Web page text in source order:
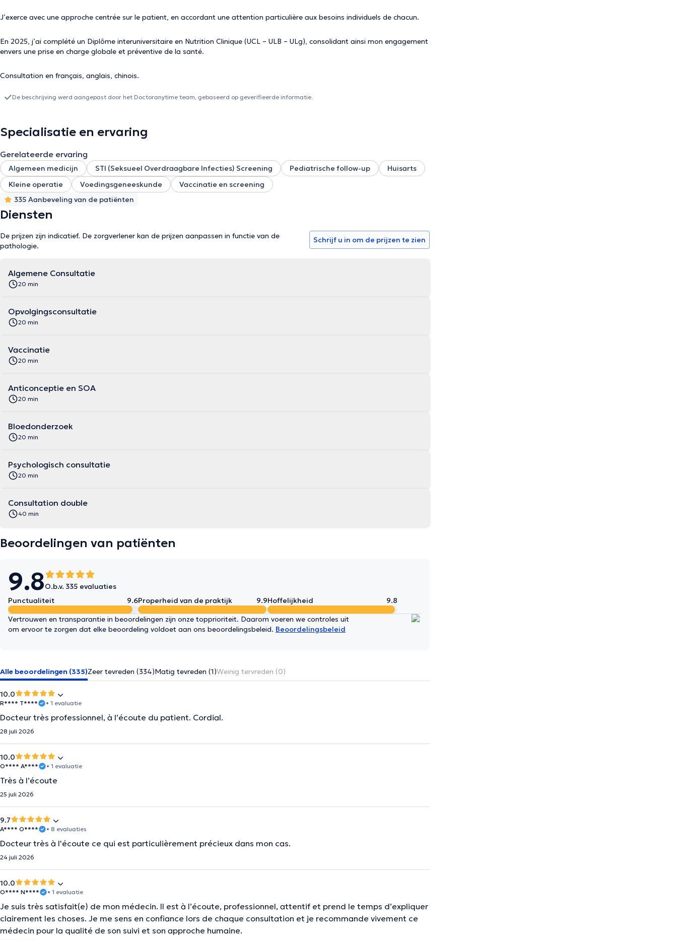
J’exerce avec une approche centrée sur le patient, en accordant une attention particulière aux besoins individuels de chacun.
En 2025, j’ai complété un Diplôme interuniversitaire en Nutrition Clinique (UCL – ULB – ULg), consolidant ainsi mon engagement
envers une prise en charge globale et préventive de la santé.
Consultation en français, anglais, chinois.
De beschrijving werd aangepast door het Doctoranytime team, gebaseerd op geverifieerde informatie.
Specialisatie en ervaring
Gerelateerde ervaring
Algemeen medicijn STI (Seksueel Overdraagbare Infecties) Screening Pediatrische follow-up
Huisarts
Kleine operatie
Voedingsgeneeskunde
Vaccinatie en screening
335 Aanbeveling van de patiënten
Diensten
De prijzen zijn indicatief. De zorgverlener kan de prijzen aanpassen in functie van de
pathologie.
Schrijf u in om de prijzen te zien
Algemene Consultatie
20 min
Opvolgingsconsultatie
20 min
Vaccinatie
20 min
Anticonceptie en SOA
20 min
Bloedonderzoek
20 min
Psychologisch consultatie
20 min
Consultation double
40 min
Beoordelingen van patiënten
9.8O.b.v. 335 evaluaties
Punctualiteit
9.6Properheid van de praktijk 9.9Hoffelijkheid 9.8
Vertrouwen en transparantie in beoordelingen zijn onze topprioriteit. Daarom voeren we controles uit
om ervoor te zorgen dat elke beoordeling voldoet aan ons beoordelingsbeleid. Beoordelingsbeleid
Alle beoordelingen (335)Zeer tevreden (334)Matig tevreden (1)Weinig tervreden (0)
10.0
R**** T**** • 1 evaluatie
Docteur très professionnel, à l’écoute du patient. Cordial.
28 juli 2026
10.0
O**** A**** • 1 evaluatie
Très à l’écoute
25 juli 2026
9.7
A**** O**** • 8 evaluaties
Docteur très à l'écoute ce qui est particulièrement précieux dans mon cas.
24 juli 2026
10.0
O**** N**** • 1 evaluatie
Je suis très satisfait(e) de mon médecin. Il est à l’écoute, professionnel, attentif et prend le temps d’expliquer
clairement les choses. Je me sens en confiance lors de chaque consultation et je recommande vivement ce
médecin pour la qualité de son suivi et son approche humaine.